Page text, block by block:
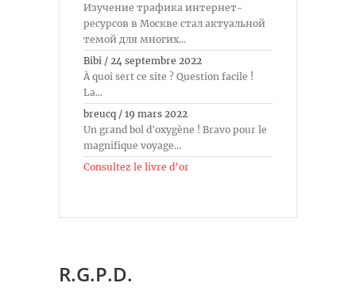
Изучение трафика интернет-
ресурсов в Москве стал актуальной
темой для многих...
Bibi / 24 septembre 2022
À quoi sert ce site ? Question facile !
La...
breucq / 19 mars 2022
Un grand bol d'oxygène ! Bravo pour le
magnifique voyage...
Consultez le livre d’or
R.G.P.D.